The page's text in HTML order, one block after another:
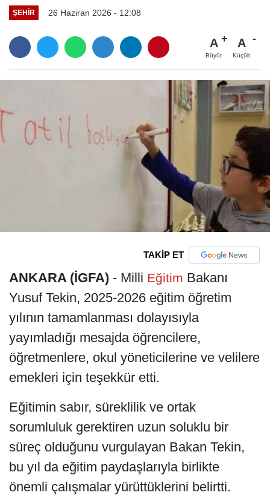
ŞEHIR 26 Haziran 2026 - 12:08
A
Büyüt
A
Küçült
TAKİP ET
ANKARA (İGFA) - Milli Eğitim Bakanı
Yusuf Tekin, 2025-2026 eğitim öğretim
yılının tamamlanması dolayısıyla
yayımladığı mesajda öğrencilere,
öğretmenlere, okul yöneticilerine ve velilere
emekleri için teşekkür etti.
Eğitimin sabır, süreklilik ve ortak
sorumluluk gerektiren uzun soluklu bir
süreç olduğunu vurgulayan Bakan Tekin,
bu yıl da eğitim paydaşlarıyla birlikte
önemli çalışmalar yürüttüklerini belirtti.